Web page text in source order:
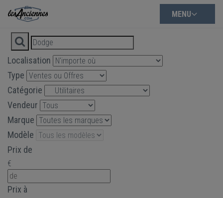
MENU
Localisation
Type
Catégorie
Vendeur
Marque
Modèle
Prix de
€
Prix à